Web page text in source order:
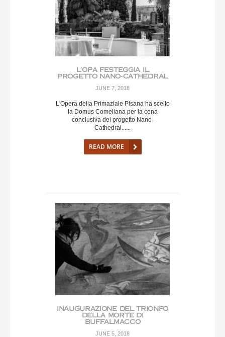
L’OPA FESTEGGIA IL
PROGETTO NANO-CATHEDRAL
JUNE 7, 2018
L'Opera della Primaziale Pisana ha scelto
la Domus Comeliana per la cena
conclusiva del progetto Nano-
Cathedral......
READ MORE
INAUGURAZIONE DEL TRIONFO
DELLA MORTE DI
BUFFALMACCO
JUNE 5, 2018